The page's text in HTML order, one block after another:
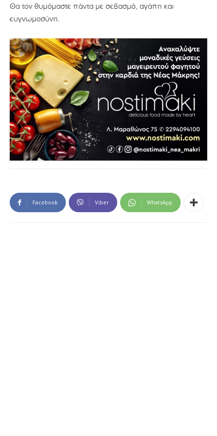
Θα τον θυμόμαστε πάντα με σεβασμό, αγάπη και
ευγνωμοσύνη.
Facebook Viber WhatsApp